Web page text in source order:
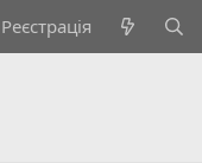
Реєстрація